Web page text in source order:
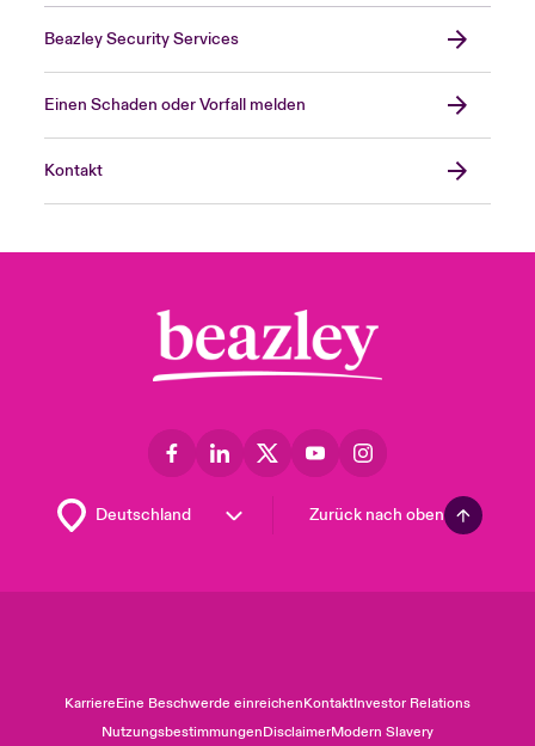
Beazley Security Services
Einen Schaden oder Vorfall melden
Kontakt
Zurück nach oben
KarriereEine Beschwerde einreichenKontaktInvestor Relations
NutzungsbestimmungenDisclaimerModern Slavery